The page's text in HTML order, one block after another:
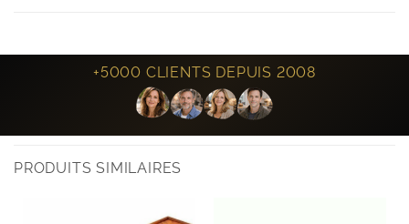
+5000 CLIENTS DEPUIS 2008
PRODUITS SIMILAIRES